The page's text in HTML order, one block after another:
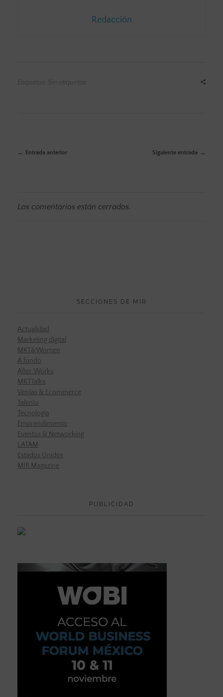
Redacción
Etiquetas: Sin etiquetas
Entrada anterior Siguiente entrada
Los comentarios están cerrados.
SECCIONES DE MIR
Actualidad
Marketing digital
MKT&Women
A fondo
After Works
MKTTalks
Ventas & Ecommerce
Talento
Tecnología
Emprendimiento
Eventos & Networking
LATAM
Estados Unidos
MIR Magazine
PUBLICIDAD